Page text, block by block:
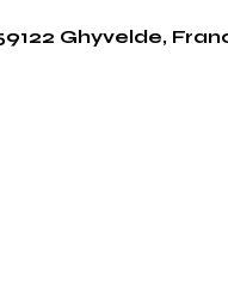
Ghyvelde,